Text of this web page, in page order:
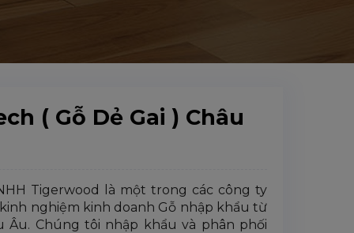
( Gỗ Dẻ Gai ) Châu
Tigerwood là một trong các công ty
nghiệm kinh doanh Gỗ nhập khẩu từ
Âu. Chúng tôi nhập khẩu và phân phối